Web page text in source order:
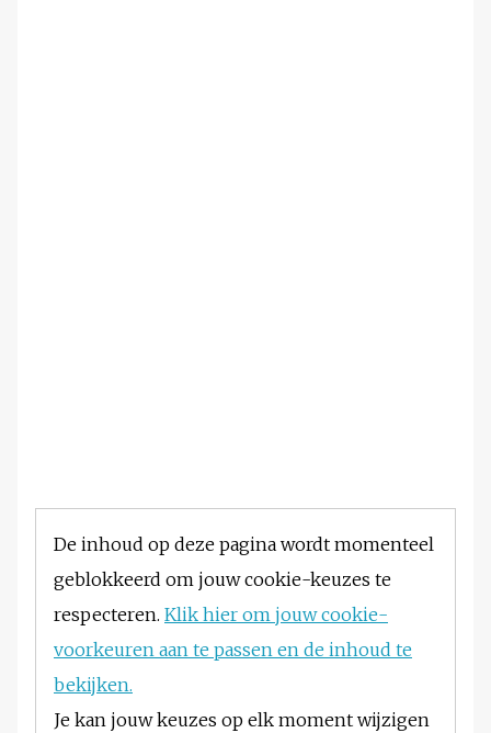
De inhoud op deze pagina wordt momenteel
geblokkeerd om jouw cookie-keuzes te
respecteren. Klik hier om jouw cookie-
voorkeuren aan te passen en de inhoud te
bekijken.
Je kan jouw keuzes op elk moment wijzigen